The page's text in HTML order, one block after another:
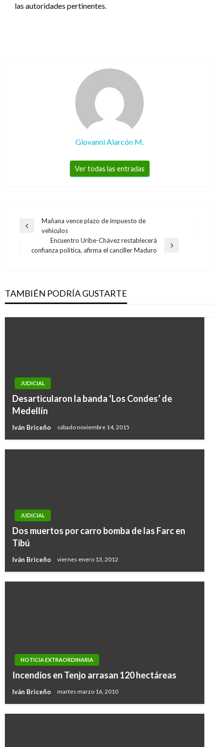
las autoridades pertinentes.
Giovanni Alarcón M.
Ver todas las entradas
Navegación
entradas
Entrada
Mañana vence plazo de impuesto de
vehículos
Entrada
Encuentro Uribe-Chávez restablecerá
confianza politica, afirma el canciller Maduro
TAMBIÉN PODRÍA GUSTARTE
JUDICIAL
Desarticularon la banda ‘Los Condes’ de
Medellín
Iván Briceño sábado noviembre 14, 2015
JUDICIAL
Dos muertos por carro bomba de las Farc en
Tibú
Iván Briceño viernes enero 13, 2012
NOTICIA EXTRAORDINARIA
Incendios en Tenjo arrasan 120 hectáreas
Iván Briceño martes marzo 16, 2010